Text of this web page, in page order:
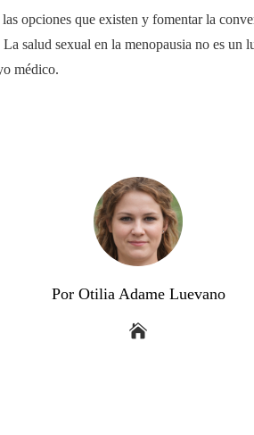
opciones que existen y fomentar la
salud sexual en la menopausia no es un
médico.
Por Otilia Adame Luevano